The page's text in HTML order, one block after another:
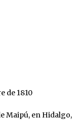
de 1810
Maipú, en Hidalgo,